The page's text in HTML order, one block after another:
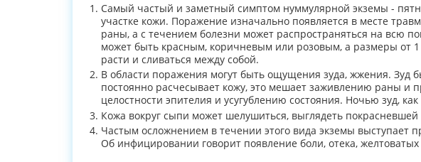
Самый частый и заметный симптом нуммулярной экземы -
участке кожи. Поражение изначально появляется в месте
раны, а с течением болезни может распространяться на всю
может быть красным, коричневым или розовым, а размеры от 1
расти и сливаться между собой.
В области поражения могут быть ощущения зуда, жжения. Зуд
постоянно расчесывает кожу, это мешает заживлению раны и
целостности эпителия и усугублению состояния. Ночью зуд,
Кожа вокруг сыпи может шелушиться, выглядеть
Частым осложнением в течении этого вида экземы выступает
Об инфицировании говорит появление боли, отека,